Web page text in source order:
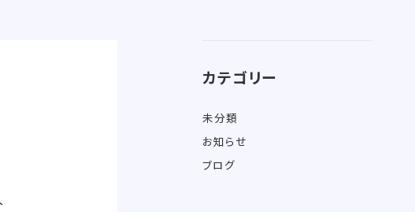
カテゴリー
未分類
お知らせ
ブログ